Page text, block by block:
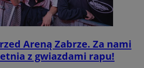
Areną Zabrze. Za nami
z gwiazdami rapu!